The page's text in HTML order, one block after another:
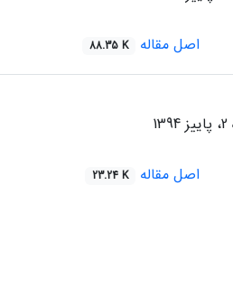
اصل مقاله 88.35 K
اصل مقاله 23.24 K